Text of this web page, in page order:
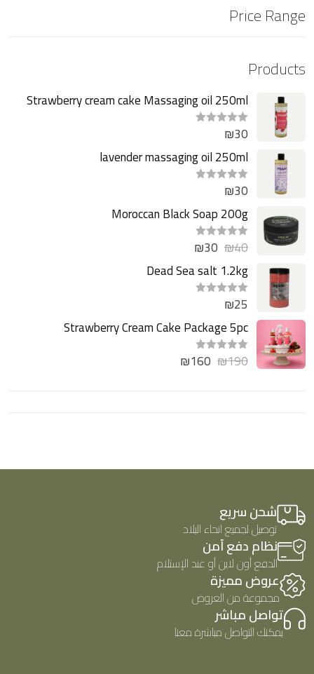
Price Range
Products
Strawberry cream cake Massaging oil 250ml
ت
م
ا
ل
ت
ق
ي
م
0
م
5
₪30
lavender massaging oil 250ml
ت
م
ل
ت
ق
ي
م
0
م
5
₪30
Moroccan Black Soap 200g
ت
م
ل
ت
ق
ي
م
0
م
5
₪40
₪30
Dead Sea salt 1.2kg
ت
م
ل
ت
ق
ي
₪25
Strawberry Cream Cake Package 5pc
ت
م
₪190
₪160
شحن سريع
توصيل لجميع انحاء البلاد
نظام دفع آمن
الدفع أون لاين أو عند الإستلام
عروض مميزة
مجموعة من العروض
تواصل مباشر
يمكنك التواصل مباشرة معنا